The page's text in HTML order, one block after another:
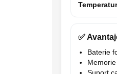
✅
Baterie